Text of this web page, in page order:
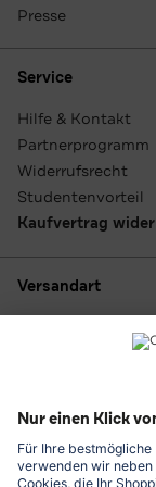
Presse
Service
Hilfe & Kontakt
Partnerprogramm
Widerrufsrecht
Studentenvorteil
Kaufvertrag
Versandart